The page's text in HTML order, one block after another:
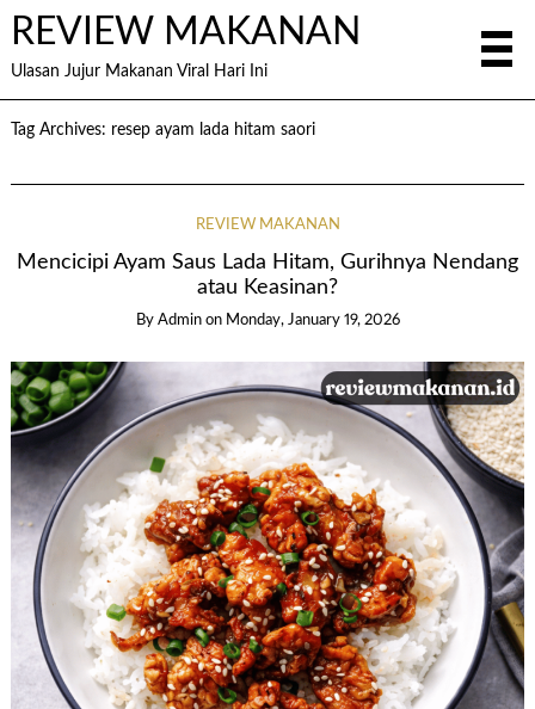
REVIEW MAKANAN
Ulasan Jujur Makanan Viral Hari Ini
Tag Archives: resep ayam lada hitam saori
REVIEW MAKANAN
Mencicipi Ayam Saus Lada Hitam, Gurihnya Nendang
atau Keasinan?
By Admin on Monday, January 19, 2026